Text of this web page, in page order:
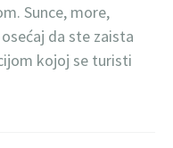
Sunce, more,
da ste zaista
kojoj se turisti